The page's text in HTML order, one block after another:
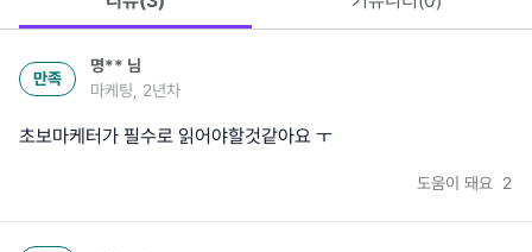
만족
명** 님
마케팅, 2년차
초보마케터가 필수로 읽어야할것같아요 ㅜ
도움이 돼요 2